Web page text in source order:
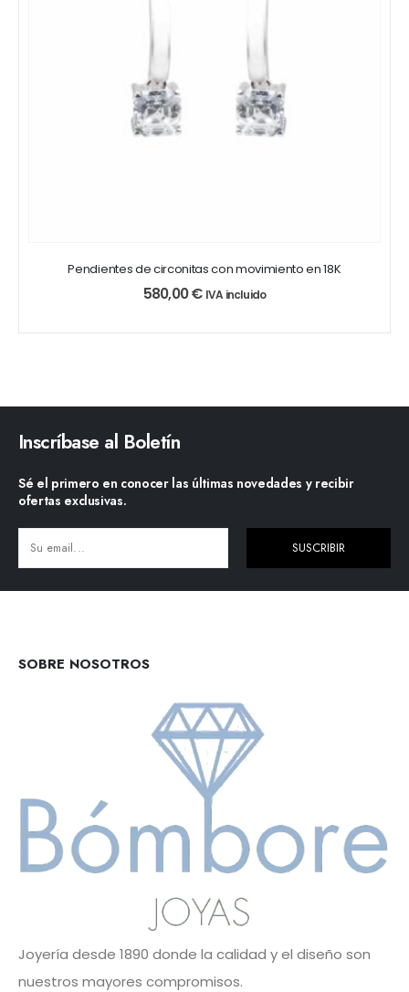
Pendientes de circonitas con movimiento en 18K
580,00€ IVA incluido
Inscríbase al Boletín
Sé el primero en conocer las últimas novedades y recibir
ofertas exclusivas.
SUSCRIBIR
SOBRE NOSOTROS
Joyería desde 1890 donde la calidad y el diseño son
nuestros mayores compromisos.